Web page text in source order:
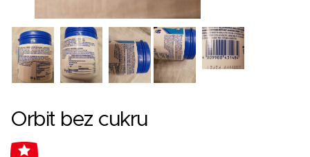
Orbit bez cukru